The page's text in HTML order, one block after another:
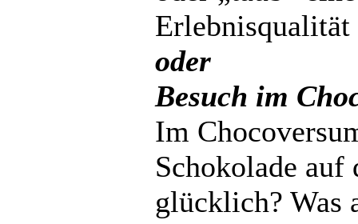
Erlebnisqualität
oder
Besuch im
Im
Schokolade auf
glücklich? Was